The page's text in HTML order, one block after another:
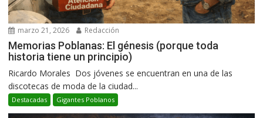
marzo 21, 2026 Redacción
Memorias Poblanas: El génesis (porque toda
historia tiene un principio)
Ricardo Morales Dos jóvenes se encuentran en una de las
discotecas de moda de la ciudad...
Destacadas Gigantes Poblanos